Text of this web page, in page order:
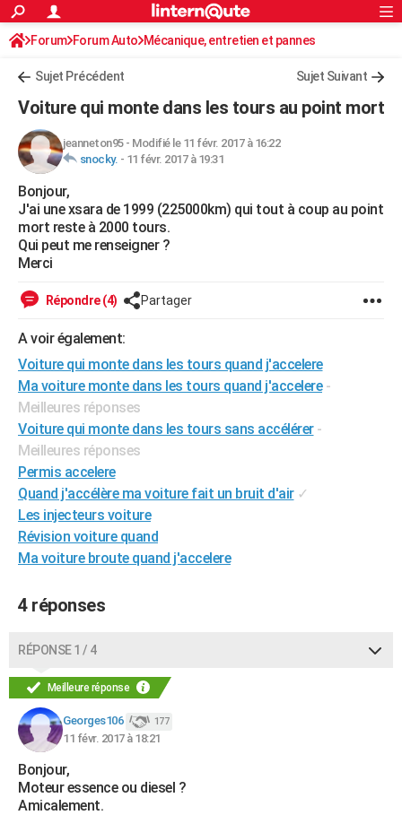
ACTUALITÉS
Politique
Société
Faits Divers
Education
Monde
Villes
+
FINANCE
Retraite
Impôts
Epargne
Immobilier
Risques naturels par ville
Banque
Assurance
Crédit
AUTO
Essais
Réserver un essai
Citadines
Berlines
SUV
Forum auto
+HIGH-TECH
Mobiles
Meilleur smartphone
Internet
Ordinateurs
Jeux vidéo
Guide high-tech
+BRICOLAGE
Forum
Aménagement intérieur
Extérieur
Cuisine
Salle de bains
Jardinage
Rangement
Guides de France
Escapades
Patrimoine
Expositions
Musées
Week-end nature
Art de vivre
Bien-être
Loisirs
Mode
Modes de vie
Alimentation
Guide de la santé
Maladies
Médicaments
Sommeil
VOYAGE
Voyage de noces
PHOTO
GUIDES D'ACHAT
BONS PLANS
CARTE DE VOEUX
Carte de Noël
Carte Bonne année
Carte Saint-Valentin
Carte Pâques
Carte d'anniversaire
DICTIONNAIRE
Dictionnaire
Biographies
Citations
Expressions
Proverbes
PROGRAMME TV
COPAINS D'AVANT
AVIS DE DÉCÈS
FORUM
Bricolage
Lifestyle
Culture
Sport
Auto
Television
Voyage
Cinema
Rechercher
S'inscrire
Connexion
Forum Forum Auto Mécanique, entretien et pannes
Sujet Précédent Sujet Suivant
Voiture qui monte dans les tours au point mort
jeanneton95- Modifié le 11 févr. 2017 à 16:22
snocky. - 11 févr. 2017 à 19:31
Bonjour,
J'ai une xsara de 1999 (225000km) qui tout à coup au point
mort reste à 2000 tours.
Qui peut me renseigner ?
Merci
Répondre (4) Partager
A voir également:
Voiture qui monte dans les tours quand j'accelere
Ma voiture monte dans les tours quand j'accelere -
Meilleures réponses
Voiture qui monte dans les tours sans accélérer -
Meilleures réponses
Permis accelere
Quand j'accélère ma voiture fait un bruit d'air ✓
Les injecteurs voiture
Révision voiture quand
Ma voiture broute quand j'accelere
4 réponses
RÉPONSE 1 / 4
Meilleure réponse
Georges106 177
11 févr. 2017 à 18:21
Bonjour,
Moteur essence ou diesel ?
Amicalement.